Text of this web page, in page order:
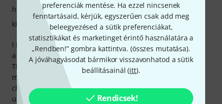
preferenciák mentése. Ha ezzel nincsenek
fenntartásaid, kérjük, egyszerűen csak add meg
beleegyezésed a sütik preferenciákat,
statisztikákat és marketinget érintő használatára a
„Rendben!” gombra kattintva. (összes mutatása).
A jóváhagyásodat bármikor visszavonhatod a sütik
beállításainál (itt).
Rendicsek!
I initially avoided this because Behringer yada yada but it's
a great little device for having fun with music with my kids.
The microphone preamps are really impressive even with
mics like the SM57 and the sound comes through pretty
clear. I have two reasonable complaints and one
unreasonable/wishlist item.
hangzás
kivitelezés